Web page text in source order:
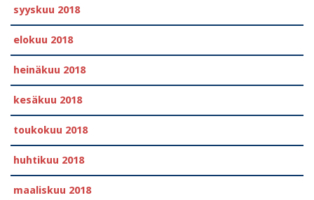
syyskuu 2018
elokuu 2018
heinäkuu 2018
kesäkuu 2018
toukokuu 2018
huhtikuu 2018
maaliskuu 2018